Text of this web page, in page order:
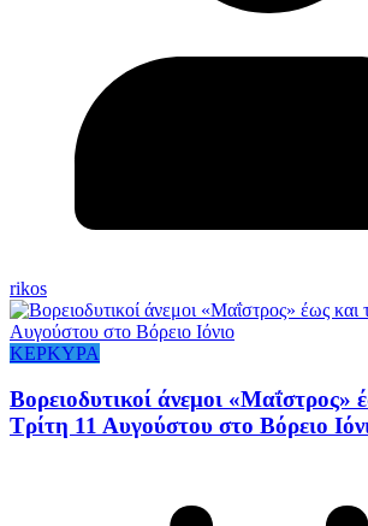
rikos
ΚΕΡΚΥΡΑ
Βορειοδυτικοί άνεμοι «Μαΐστρος»
Τρίτη 11 Αυγούστου στο Βόρειο